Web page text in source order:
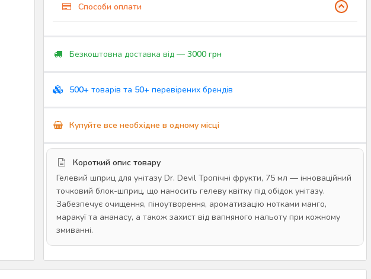
Способи оплати
Безкоштовна доставка від — 3000 грн
500+ товарів та 50+ перевірених брендів
Купуйте все необхідне в одному місці
Короткий опис товару
Гелевий шприц для унітазу Dr. Devil Тропічні фрукти, 75 мл — інноваційний
точковий блок-шприц, що наносить гелеву квітку під обідок унітазу.
Забезпечує очищення, піноутворення, ароматизацію нотками манго,
маракуї та ананасу, а також захист від вапняного нальоту при кожному
змиванні.